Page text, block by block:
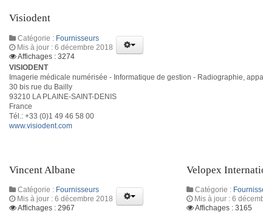
Visiodent
Catégorie : Fournisseurs
Mis à jour : 6 décembre 2018
Affichages : 3274
VISIODENT
Imagerie médicale numérisée - Informatique de gestion - Radiographie,
30 bis rue du Bailly
93210 LA PLAINE-SAINT-DENIS
France
Tél.: +33 (0)1 49 46 58 00
www.visiodent.com
Vincent Albane
Catégorie : Fournisseurs
Mis à jour : 6 décembre 2018
Affichages : 2967
Velopex
Catégorie :
Mis à jour : 6
Affichages : 3165